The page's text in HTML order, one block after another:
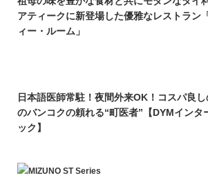
アティークに新登場した優雅なレストラン
ィー・ルーム」
日本語医師常駐！夜間外来OK！コスパ良
のバンコクの頼れる“町医者”【DYMインタ
ック】